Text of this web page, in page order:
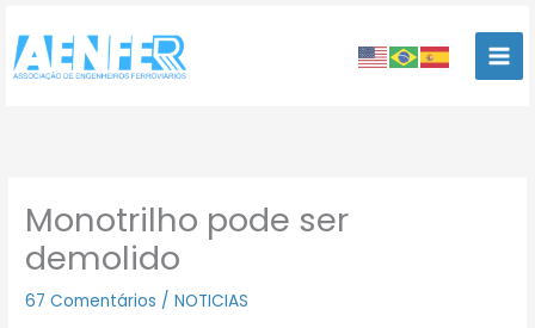
para
conteúdo
Monotrilho pode ser
demolido
67 Comentários /NOTICIAS